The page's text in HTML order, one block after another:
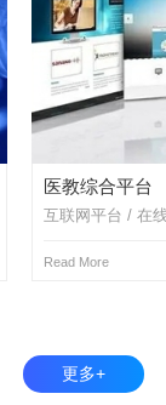
医教综合平台
互联网平台 / 在
Read More
更多+